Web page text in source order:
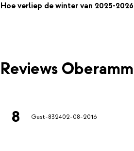
Hoe verliep de winter van 2025-
Reviews
8 Gast-832402-08-2016